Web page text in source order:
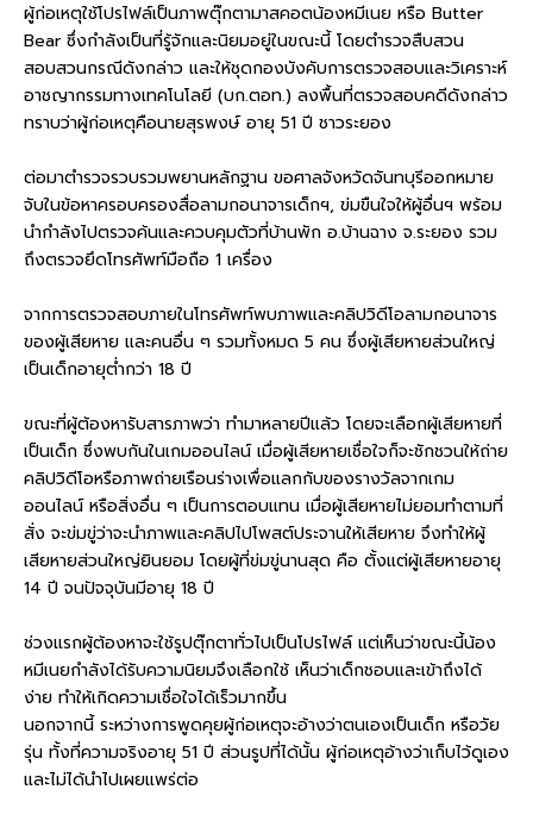
ผู้ก่อเหตุใช้โปรไฟล์เป็นภาพตุ๊กตามาสคอตน้องหมีเนย หรือ Butter
Bear ซึ่งกำลังเป็นที่รู้จักและนิยมอยู่ในขณะนี้ โดยตำรวจสืบสวน
สอบสวนกรณีดังกล่าว และให้ชุดกองบังคับการตรวจสอบและวิเคราะห์
อาชญากรรมทางเทคโนโลยี (บก.ตอท.) ลงพื้นที่ตรวจสอบคดีดังกล่าว
ทราบว่าผู้ก่อเหตุคือนายสุรพงษ์ อายุ 51 ปี ชาวระยอง
ต่อมาตำรวจรวบรวมพยานหลักฐาน ขอศาลจังหวัดจันทบุรีออกหมาย
จับในข้อหาครอบครองสื่อลามกอนาจารเด็กฯ, ข่มขืนใจให้ผู้อื่นฯ พร้อม
นำกำลังไปตรวจค้นและควบคุมตัวที่บ้านพัก อ.บ้านฉาง จ.ระยอง รวม
ถึงตรวจยึดโทรศัพท์มือถือ 1 เครื่อง
จากการตรวจสอบภายในโทรศัพท์พบภาพและคลิปวิดีโอลามกอนาจาร
ของผู้เสียหาย และคนอื่น ๆ รวมทั้งหมด 5 คน ซึ่งผู้เสียหายส่วนใหญ่
เป็นเด็กอายุต่ำกว่า 18 ปี
ขณะที่ผู้ต้องหารับสารภาพว่า ทำมาหลายปีแล้ว โดยจะเลือกผู้เสียหายที่
เป็นเด็ก ซึ่งพบกันในเกมออนไลน์ เมื่อผู้เสียหายเชื่อใจก็จะชักชวนให้ถ่าย
คลิปวิดีโอหรือภาพถ่ายเรือนร่างเพื่อแลกกับของรางวัลจากเกม
ออนไลน์ หรือสิ่งอื่น ๆ เป็นการตอบแทน เมื่อผู้เสียหายไม่ยอมทำตามที่
สั่ง จะข่มขู่ว่าจะนำภาพและคลิปไปโพสต์ประจานให้เสียหาย จึงทำให้ผู้
เสียหายส่วนใหญ่ยินยอม โดยผู้ที่ข่มขู่นานสุด คือ ตั้งแต่ผู้เสียหายอายุ
14 ปี จนปัจจุบันมีอายุ 18 ปี
ช่วงแรกผู้ต้องหาจะใช้รูปตุ๊กตาทั่วไปเป็นโปรไฟล์ แต่เห็นว่าขณะนี้น้อง
หมีเนยกำลังได้รับความนิยมจึงเลือกใช้ เห็นว่าเด็กชอบและเข้าถึงได้
ง่าย ทำให้เกิดความเชื่อใจได้เร็วมากขึ้น
นอกจากนี้ ระหว่างการพูดคุยผู้ก่อเหตุจะอ้างว่าตนเองเป็นเด็ก หรือวัย
รุ่น ทั้งที่ความจริงอายุ 51 ปี ส่วนรูปที่ได้นั้น ผู้ก่อเหตุอ้างว่าเก็บไว้ดูเอง
และไม่ได้นำไปเผยแพร่ต่อ